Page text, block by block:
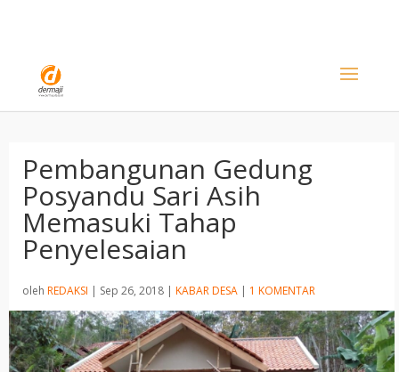
Pembangunan Gedung
Posyandu Sari Asih
Memasuki Tahap
Penyelesaian
oleh REDAKSI | Sep 26, 2018 | KABAR DESA | 1 KOMENTAR